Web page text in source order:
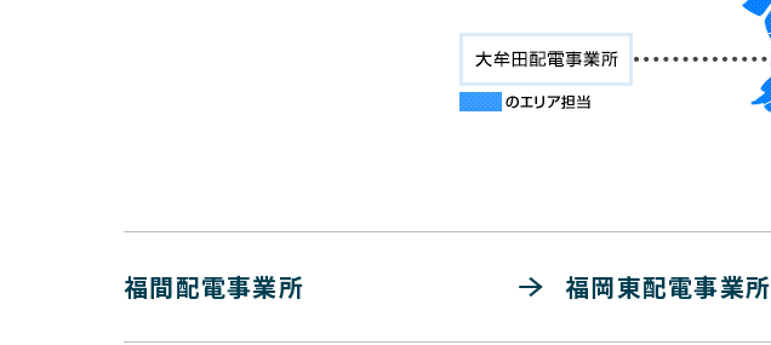
福間配電事業所 福岡東配電事業所